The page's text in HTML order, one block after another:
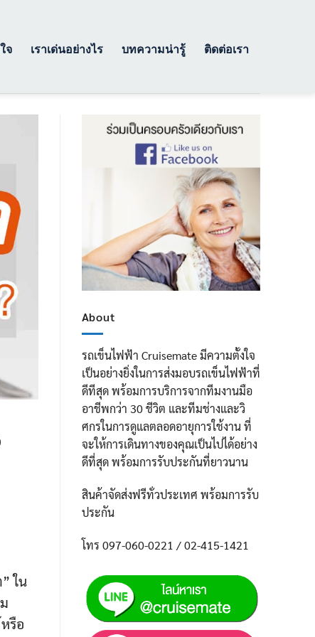
จ เราเด่นอย่างไร บทความน่ารู้ ติดต่อเรา
ใน
รือ
About
รถเข็นไฟฟ้า Cruisemate มีความตั้งใจ
เป็นอย่างยิ่งในการส่งมอบรถเข็นไฟฟ้าที่
ดีทีสุด พร้อมการบริการจากทีมงานมือ
อาชีพกว่า 30 ชีวิต และทีมช่างและวิ
ศกรในการดูแลตลอดอายุการใช้งาน ที่
จะให้การเดินทางของคุณเป็นไปได้อย่าง
ดีที่สุด พร้อมการรับประกันที่ยาวนาน
สินค้าจัดส่งฟรีทั่วประเทศ พร้อมการรับ
ประกัน
โทร 097-060-0221 / 02-415-1421